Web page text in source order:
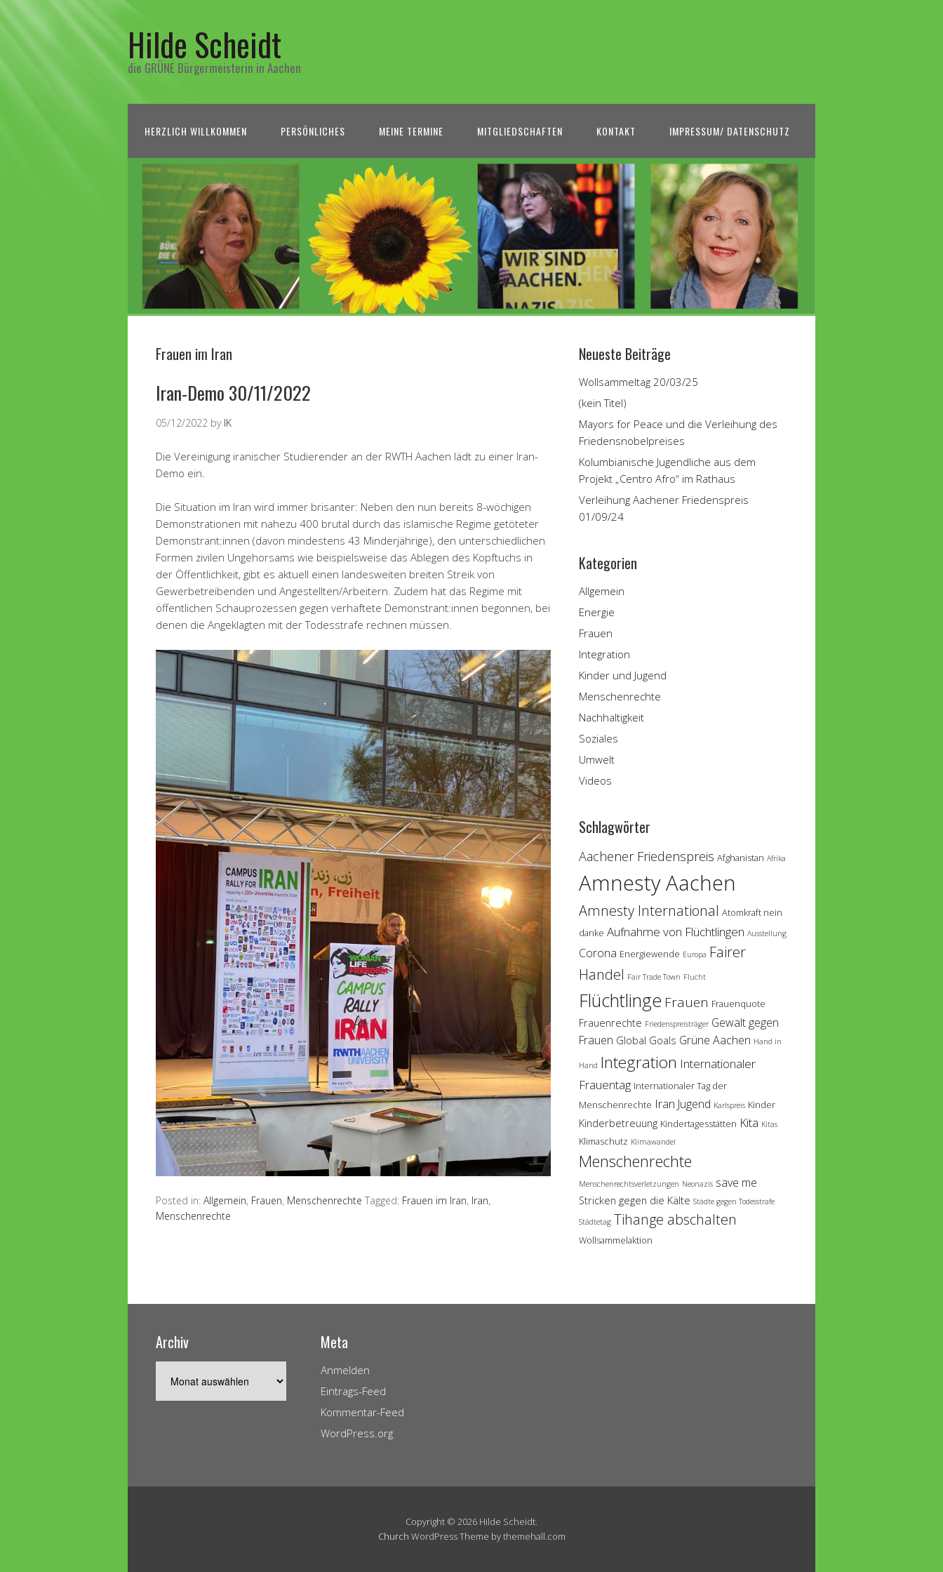
Hilde Scheidt
die GRÜNE Bürgermeisterin in Aachen
HERZLICH WILLKOMMEN PERSÖNLICHES MEINE TERMINE MITGLIEDSCHAFTEN KONTAKT IMPRESSUM/ DATENSCHUTZ
Frauen im Iran
Iran-Demo 30/11/2022
05/12/2022 by IK
Die Vereinigung iranischer Studierender an der RWTH Aachen lädt zu einer Iran-
Demo ein.
Die Situation im Iran wird immer brisanter: Neben den nun bereits 8-wöchigen
Demonstrationen mit nahezu 400 brutal durch das islamische Regime getöteter
Demonstrant:innen (davon mindestens 43 Minderjährige), den unterschiedlichen
Formen zivilen Ungehorsams wie beispielsweise das Ablegen des Kopftuchs in
der Öffentlichkeit, gibt es aktuell einen landesweiten breiten Streik von
Gewerbetreibenden und Angestellten/Arbeitern. Zudem hat das Regime mit
öffentlichen Schauprozessen gegen verhaftete Demonstrant:innen begonnen, bei
denen die Angeklagten mit der Todesstrafe rechnen müssen.
Posted in: Allgemein, Frauen, Menschenrechte Tagged: Frauen im Iran, Iran,
Menschenrechte
Neueste Beiträge
Wollsammeltag 20/03/25
(kein Titel)
Mayors for Peace und die Verleihung des
Friedensnobelpreises
Kolumbianische Jugendliche aus dem
Projekt „Centro Afro“ im Rathaus
Verleihung Aachener Friedenspreis
01/09/24
Kategorien
Allgemein
Energie
Frauen
Integration
Kinder und Jugend
Menschenrechte
Nachhaltigkeit
Soziales
Umwelt
Videos
Schlagwörter
Aachener Friedenspreis Afghanistan Afrika
Amnesty Aachen
Amnesty International Atomkraft nein
danke Aufnahme von Flüchtlingen Ausstellung
Corona Energiewende Europa Fairer
Handel Fair Trade Town Flucht
Flüchtlinge Frauen Frauenquote
Frauenrechte Friedenspreisträger Gewalt gegen
Frauen Global Goals Grüne Aachen Hand in
Hand Integration Internationaler
Frauentag Internationaler Tag der
Menschenrechte Iran Jugend Karlspreis Kinder
Kinderbetreuung Kindertagesstätten Kita Kitas
Klimaschutz Klimawandel
Menschenrechte
Menschenrechtsverletzungen Neonazis save me
Stricken gegen die Kälte Städte gegen Todesstrafe
Städtetag Tihange abschalten
Wollsammelaktion
Archiv Meta
Anmelden
Eintrags-Feed
Kommentar-Feed
WordPress.org
Copyright © 2026 Hilde Scheidt.
Church WordPress Theme by themehall.com